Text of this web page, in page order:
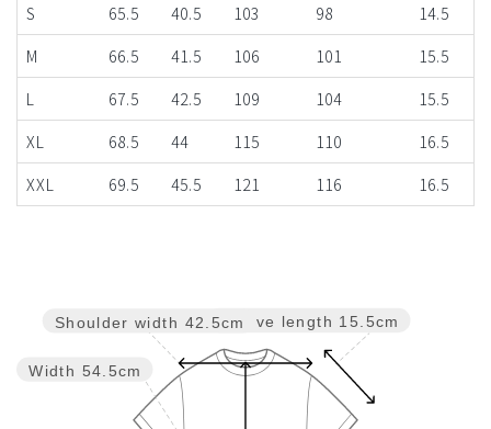
S
65.5 40.5 103 98
14.5
M
66.5 41.5 106 101
15.5
L
67.5 42.5 109 104
15.5
XL
68.5 44 115 110
16.5
XXL
69.5 45.5 121 116 16.5
Sleeve length 15.5cm
Width 54.5cm
Shoulder width 42.5cm